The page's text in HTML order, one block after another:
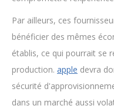
Par ailleurs, ces
bénéficier des mêmes
établis, ce qui pourrait se
production. apple devra
sécurité
dans un marché aussi